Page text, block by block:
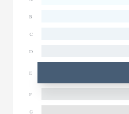
B
C
D
E
F
G